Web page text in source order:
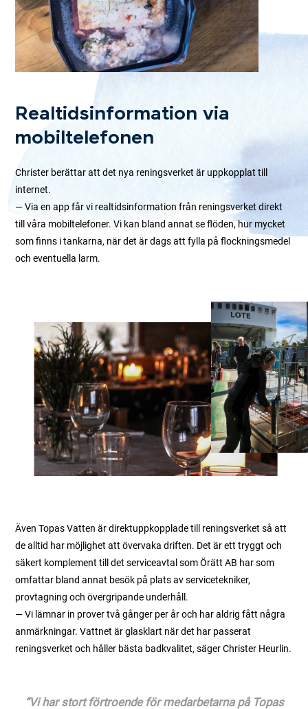
Realtidsinformation via
mobiltelefonen
Christer berättar att det nya reningsverket är uppkopplat till
internet.
— Via en app får vi realtidsinformation från reningsverket direkt
till våra mobiltelefoner. Vi kan bland annat se flöden, hur mycket
som finns i tankarna, när det är dags att fylla på flockningsmedel
och eventuella larm.
Även Topas Vatten är direktuppkopplade till reningsverket så att
de alltid har möjlighet att övervaka driften. Det är ett tryggt och
säkert komplement till det serviceavtal som Örätt AB har som
omfattar bland annat besök på plats av servicetekniker,
provtagning och övergripande underhåll.
— Vi lämnar in prover två gånger per år och har aldrig fått några
anmärkningar. Vattnet är glasklart när det har passerat
reningsverket och håller bästa badkvalitet, säger Christer Heurlin.
“Vi har stort förtroende för medarbetarna på Topas